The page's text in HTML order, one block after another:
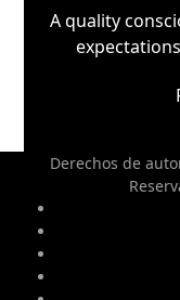
A quality
Derechos de